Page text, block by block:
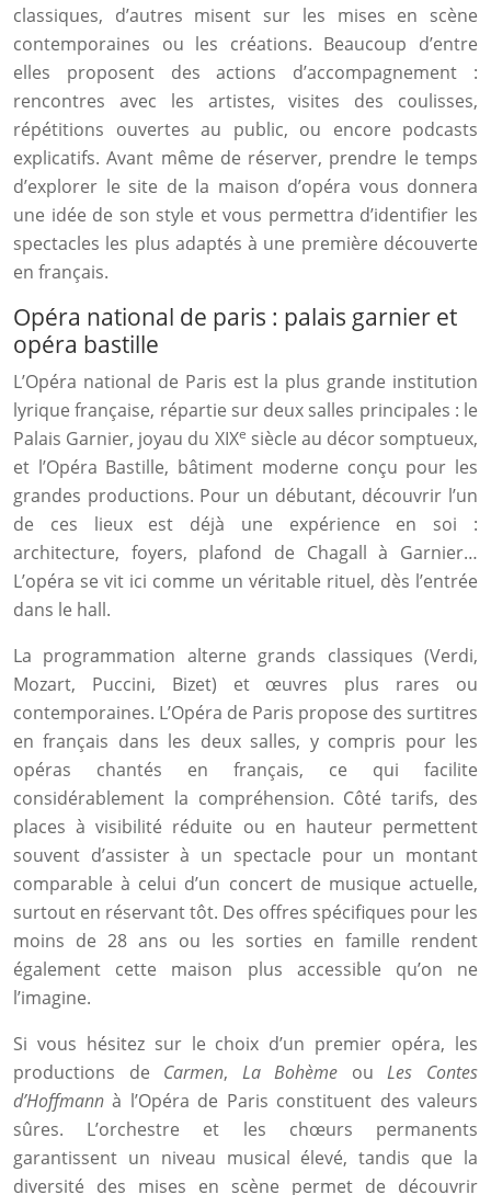
classiques, d’autres misent sur les mises en scène
contemporaines ou les créations. Beaucoup d’entre
elles proposent des actions d’accompagnement :
rencontres avec les artistes, visites des coulisses,
répétitions ouvertes au public, ou encore podcasts
explicatifs. Avant même de réserver, prendre le temps
d’explorer le site de la maison d’opéra vous donnera
une idée de son style et vous permettra d’identifier les
spectacles les plus adaptés à une première découverte
en français.
Opéra national de paris : palais garnier et
opéra bastille
L’Opéra national de Paris est la plus grande institution
lyrique française, répartie sur deux salles principales : le
Palais Garnier, joyau du XIXe siècle au décor somptueux,
et l’Opéra Bastille, bâtiment moderne conçu pour les
grandes productions. Pour un débutant, découvrir l’un
de ces lieux est déjà une expérience en soi :
architecture, foyers, plafond de Chagall à Garnier…
L’opéra se vit ici comme un véritable rituel, dès l’entrée
dans le hall.
La programmation alterne grands classiques (Verdi,
Mozart, Puccini, Bizet) et œuvres plus rares ou
contemporaines. L’Opéra de Paris propose des surtitres
en français dans les deux salles, y compris pour les
opéras chantés en français, ce qui facilite
considérablement la compréhension. Côté tarifs, des
places à visibilité réduite ou en hauteur permettent
souvent d’assister à un spectacle pour un montant
comparable à celui d’un concert de musique actuelle,
surtout en réservant tôt. Des offres spécifiques pour les
moins de 28 ans ou les sorties en famille rendent
également cette maison plus accessible qu’on ne
l’imagine.
Si vous hésitez sur le choix d’un premier opéra, les
productions de Carmen, La Bohème ouLes Contes
d’Hoffmann à l’Opéra de Paris constituent des valeurs
sûres. L’orchestre et les chœurs permanents
garantissent un niveau musical élevé, tandis que la
diversité des mises en scène permet de découvrir